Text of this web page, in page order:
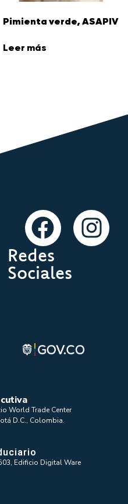
Pimienta verde, ASAPIV
Leer más
Redes
Sociales
World Trade Center
D.C., Colombia.
Edificio Digital Ware